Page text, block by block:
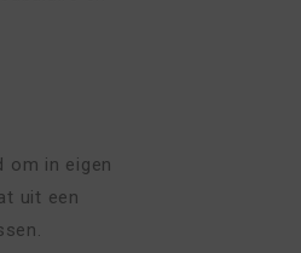
om in eigen
uit een